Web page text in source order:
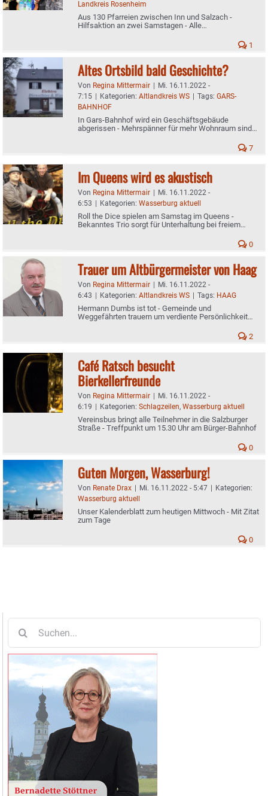
Landkreis Rosenheim
Aus 130 Pfarreien zwischen Inn und Salzach -
Hilfsaktion an zwei Samstagen - Alle
1
Altes Ortsbild bald Geschichte?
Von Regina Mittermair | Mi. 16.11.2022 -
7:15 | Kategorien: Altlandkreis WS | Tags: GARS-
BAHNHOF
In Gars-Bahnhof wird ein Geschäftsgebäude
abgerissen - Mehrspänner für mehr Wohnraum sind
7
Im Queens wird es akustisch
Von Regina Mittermair | Mi. 16.11.2022 -
6:53 | Kategorien: Wasserburg aktuell
Roll the Dice spielen am Samstag im Queens -
Bekanntes Trio sorgt für Unterhaltung bei freiem
0
Trauer um Altbürgermeister von Haag
Von Regina Mittermair | Mi. 16.11.2022 -
6:43 | Kategorien: Altlandkreis WS | Tags: HAAG
Hermann Dumbs ist tot - Gemeinde und
Weggefährten trauern um verdiente Persönlichkeit
2
Café Ratsch besucht
Bierkellerfreunde
Von Regina Mittermair | Mi. 16.11.2022 -
6:19 | Kategorien: Schlagzeilen, Wasserburg aktuell
Vereinsbus bringt alle Teilnehmer in die Salzburger
Straße - Treffpunkt um 15.30 Uhr am Bürger-Bahnhof
0
Guten Morgen, Wasserburg!
Von Renate Drax | Mi. 16.11.2022 - 5:47 | Kategorien:
Wasserburg aktuell
Unser Kalenderblatt zum heutigen Mittwoch - Mit Zitat
zum Tage
0
nach: